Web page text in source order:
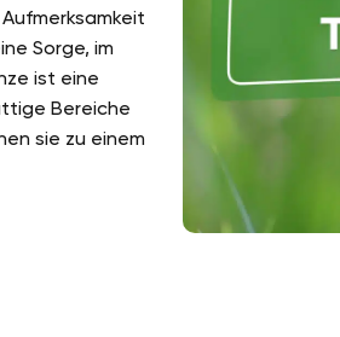
Sorge, im
ist eine
Bereiche
sie zu einem